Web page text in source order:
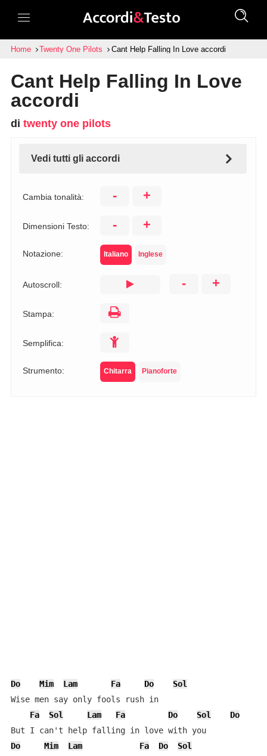
Home Twenty One Pilots Cant Help Falling In Love accordi
Cant Help Falling In Love
accordi
di twenty one pilots
Vedi tutti gli accordi
Cambia tonalità: - +
Dimensioni Testo: - +
Notazione: Italiano Inglese
Autoscroll: - +
Stampa:
Semplifica:
Strumento: Chitarra Pianoforte
Do Mim Lam Fa Do
Sol
Wise men say only fools rush in
Fa
Sol Lam Fa Do Sol
Do
But I can't help falling in love with you
Do
Mim Lam Fa Do
Sol